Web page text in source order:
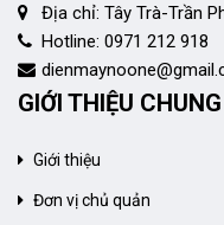
Địa chỉ: Tây Trà-Trần
Hotline: 0971 212 918
GIỚI THIỆU CHUNG
Giới thiệu
Đơn vị chủ quản